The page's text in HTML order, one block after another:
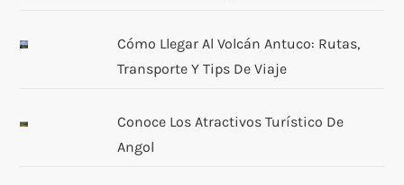
Cómo Llegar Al Volcán Antuco: Rutas,
Transporte Y Tips De Viaje
Conoce Los Atractivos Turístico De
Angol